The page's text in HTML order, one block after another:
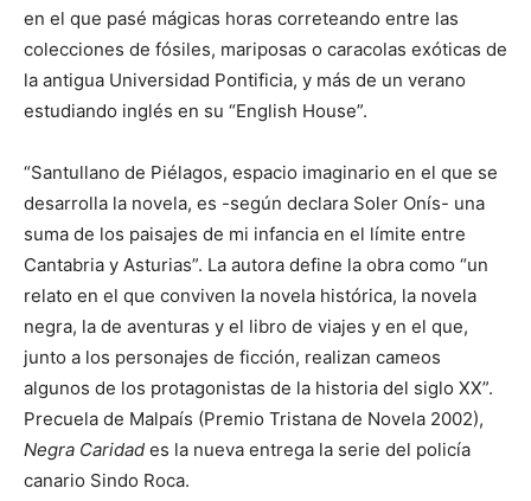
en el que pasé mágicas horas correteando entre las
colecciones de fósiles, mariposas o caracolas exóticas de
la antigua Universidad Pontificia, y más de un verano
estudiando inglés en su “English House”.
“Santullano de Piélagos, espacio imaginario en el que se
desarrolla la novela, es -según declara Soler Onís- una
suma de los paisajes de mi infancia en el límite entre
Cantabria y Asturias”. La autora define la obra como “un
relato en el que conviven la novela histórica, la novela
negra, la de aventuras y el libro de viajes y en el que,
junto a los personajes de ficción, realizan cameos
algunos de los protagonistas de la historia del siglo XX”.
Precuela de Malpaís (Premio Tristana de Novela 2002),
Negra Caridad es la nueva entrega la serie del policía
canario Sindo Roca.